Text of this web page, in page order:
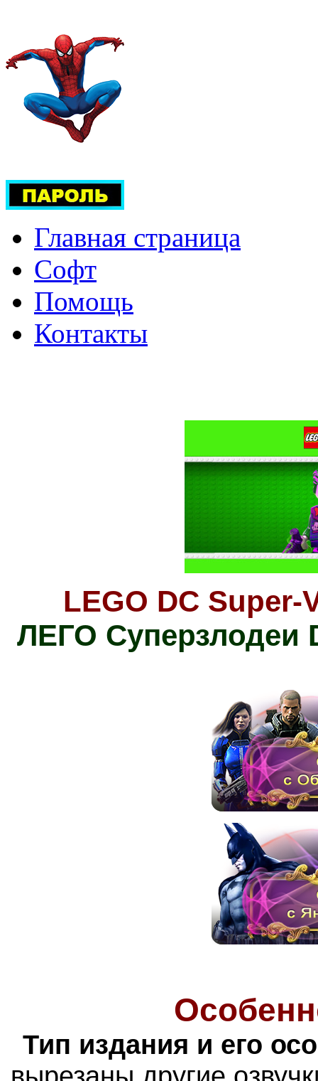
Главная страница
Софт
Помощь
Контакты
LEGO DC
ЛЕГО Суперзлодеи
Тип издания и его